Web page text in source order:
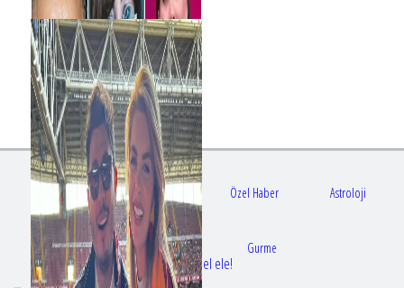
Bir dizi aşkı daha gerçek oldu: Sette el ele!
Gündem Sağlık Özel Haber Astroloji
Doktorlar Gurme